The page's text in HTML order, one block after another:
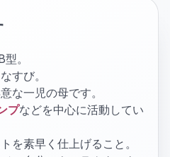
。
すび。
な一児の母です。
プなどを中心に活動してい
を素早く仕上げること。